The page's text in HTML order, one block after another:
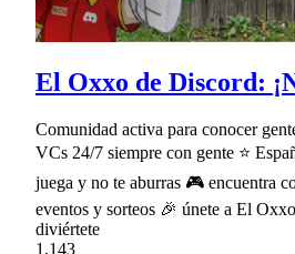
El Oxxo de Discord:
Comunidad activa para conocer
VCs 24/7 siempre con gente ⭐
juega y no te aburras 🎮 encuentra
eventos y sorteos 🎉 únete a El
diviértete
1,143